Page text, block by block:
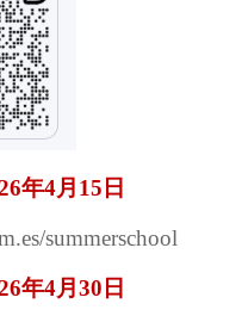
年4月15日
summerschool
年4月30日